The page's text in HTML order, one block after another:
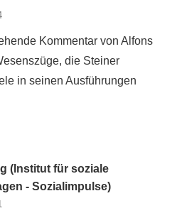
Kommentar von Alfons
die Steiner
in seinen Ausführungen
(Institut für soziale
- Sozialimpulse)